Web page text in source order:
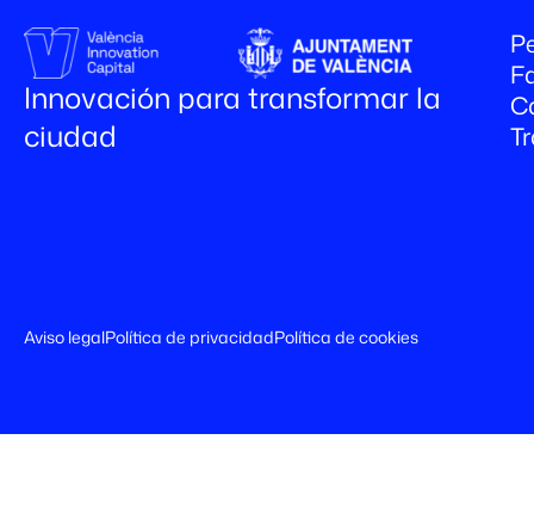
Innovación para transformar la
ciudad
Aviso legalPolítica de privacidadPolítica de cookies